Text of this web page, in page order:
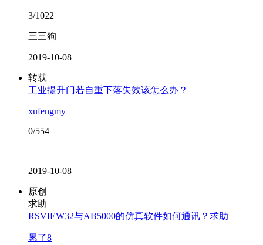
3/1022
三三狗
2019-10-08
转载
工业提升门若自重下落失效该怎么办？
xufengmy
0/554
2019-10-08
原创
求助
RSVIEW32与AB5000的仿真软件如何通讯？求助
累了8